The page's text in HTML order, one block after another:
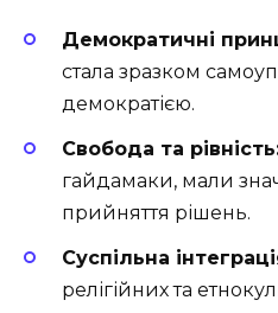
Демократичні
стала зразком
демократією.
Свобода та
гайдамаки, мали
прийняття рішень.
Суспільна
релігійних та